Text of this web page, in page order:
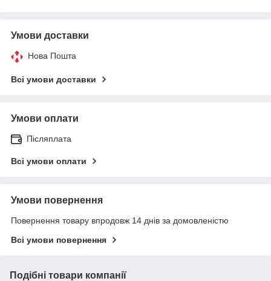
Умови доставки
Нова Пошта
Всі умови доставки
Умови оплати
Післяплата
Всі умови оплати
Умови повернення
Повернення товару впродовж 14 днів за домовленістю
Всі умови повернення
Подібні товари компанії